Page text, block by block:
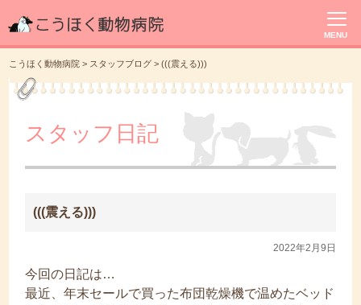
MENU
こうほく動物病院 > スタッフブログ >(((震える)))
スタッフ日記
(((震える)))
2022年2月9日
今回の日記は…
最近、年末セールで買った布団乾燥機で温めたベッド